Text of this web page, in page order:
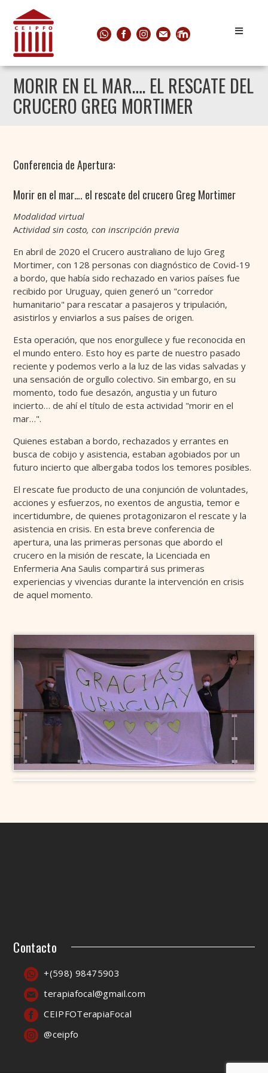
MORIR EN EL MAR…. EL RESCATE DEL
CRUCERO GREG MORTIMER
Conferencia de Apertura:
Morir en el mar…. el rescate del crucero Greg Mortimer
Modalidad virtual
Actividad sin costo, con inscripción previa
En abril de 2020 el Crucero australiano de lujo Greg
Mortimer, con 128 personas con diagnóstico de Covid-19
a bordo, que había sido rechazado en varios países fue
recibido por Uruguay, quien generó un "corredor
humanitario" para rescatar a pasajeros y tripulación,
asistirlos y enviarlos a sus países de origen.
Esta operación, que nos enorgullece y fue reconocida en
el mundo entero. Esto hoy es parte de nuestro pasado
reciente y podemos verlo a la luz de las vidas salvadas y
una sensación de orgullo colectivo. Sin embargo, en su
momento, todo fue desazón, angustia y un futuro
incierto… de ahí el título de esta actividad "morir en el
mar…".
Quienes estaban a bordo, rechazados y errantes en
busca de cobijo y asistencia, estaban agobiados por un
futuro incierto que albergaba todos los temores posibles.
El rescate fue producto de una conjunción de voluntades,
acciones y esfuerzos, no exentos de angustia, temor e
incertidumbre, de quienes protagonizaron el rescate y la
asistencia en crisis. En esta breve conferencia de
apertura, una las primeras personas que abordo el
crucero en la misión de rescate, la Licenciada en
Enfermeria Ana Saulis compartirá sus primeras
experiencias y vivencias durante la intervención en crisis
de aquel momento.
Contacto
+(598) 98475903
terapiafocal@gmail.com
CEIPFOTerapiaFocal
@ceipfo